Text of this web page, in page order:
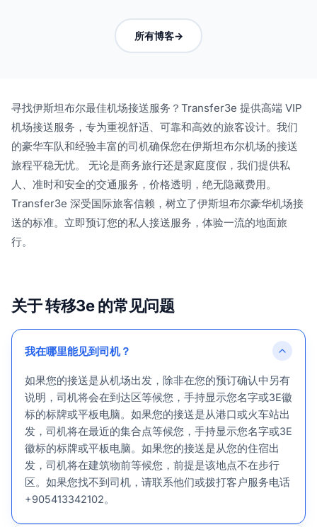
所有博客
寻找伊斯坦布尔最佳机场接送服务？Transfer3e 提供高端 VIP
机场接送服务，专为重视舒适、可靠和高效的旅客设计。我们
的豪华车队和经验丰富的司机确保您在伊斯坦布尔机场的接送
旅程平稳无忧。 无论是商务旅行还是家庭度假，我们提供私
人、准时和安全的交通服务，价格透明，绝无隐藏费用。
Transfer3e 深受国际旅客信赖，树立了伊斯坦布尔豪华机场接
送的标准。立即预订您的私人接送服务，体验一流的地面旅
行。
关于 转移3e 的常见问题
我在哪里能见到司机？
如果您的接送是从机场出发，除非在您的预订确认中另有
说明，司机将会在到达区等候您，手持显示您名字或3E徽
标的标牌或平板电脑。如果您的接送是从港口或火车站出
发，司机将在最近的集合点等候您，手持显示您名字或3E
徽标的标牌或平板电脑。如果您的接送是从您的住宿出
发，司机将在建筑物前等候您，前提是该地点不在步行
区。如果您找不到司机，请联系他们或拨打客户服务电话
+905413342102。